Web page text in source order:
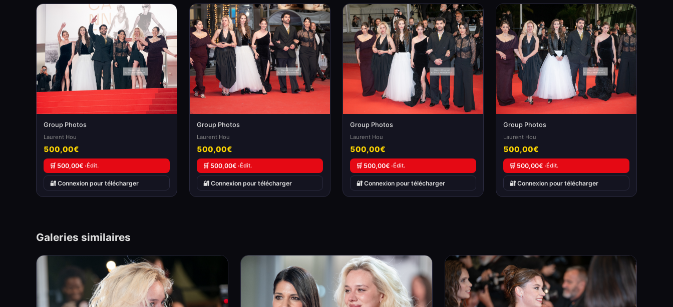
Group Photos
Laurent Hou
500,00€
🛒 500,00€ ·Édit.
🔐 Connexion pour télécharger
Group Photos
Laurent Hou
500,00€
🛒 500,00€ ·Édit.
🔐 Connexion pour télécharger
Group Photos
Laurent Hou
500,00€
🛒 500,00€ ·Édit.
🔐 Connexion pour télécharger
Group Photos
Laurent Hou
500,00€
🛒 500,00€ ·Édit.
🔐 Connexion pour télécharger
Galeries similaires